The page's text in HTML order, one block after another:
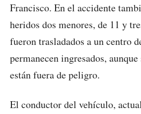
Francisco. En el accidente
heridos dos menores, de 11 y
fueron trasladados a un centro
permanecen ingresados,
están fuera de peligro.
El conductor del vehículo,